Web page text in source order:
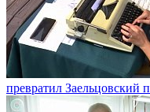
превратил Заельцовский